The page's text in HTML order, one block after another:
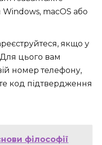
Windows, macOS або
якщо у
цього вам
номер телефону,
код підтвердження
філософії